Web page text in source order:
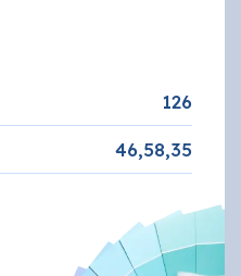
126
46,58,35